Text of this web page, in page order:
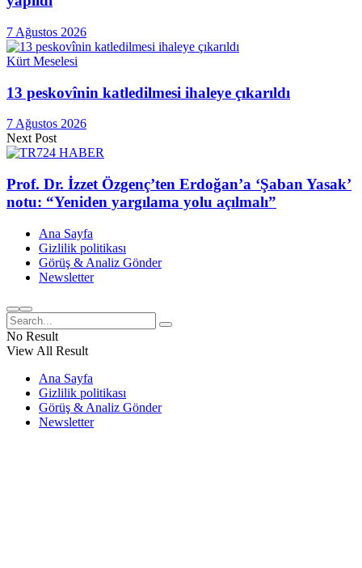
7 Ağustos 2026
Kürt Meselesi
13 peskovînin katledilmesi ihaleye çıkarıldı
7 Ağustos 2026
Next Post
Prof. Dr. İzzet Özgenç’ten Erdoğan’a ‘Şaban Yasak’
notu: “Yeniden yargılama yolu açılmalı”
Ana Sayfa
Gizlilik politikası
Görüş & Analiz Gönder
Newsletter
No Result
View All Result
Ana Sayfa
Gizlilik politikası
Görüş & Analiz Gönder
Newsletter